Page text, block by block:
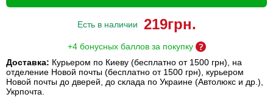
Есть в наличии 219грн.
+4 бонусных баллов за покупку
Доставка: Курьером по Киеву (бесплатно от 1500 грн), на
отделение Новой почты (бесплатно от 1500 грн), курьером
Новой почты до дверей, до склада по Украине (Автолюкс и др.),
Укрпочта.